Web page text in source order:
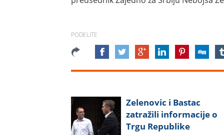
PODELITE
Zelenovic i Bastac
zatražili informacije o
Trgu Republike